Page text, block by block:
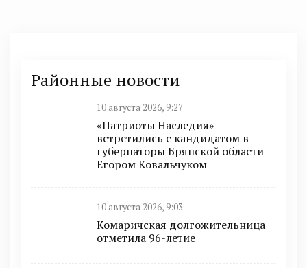
Районные новости
10 августа 2026, 9:27
«Патриоты Наследия»
встретились с кандидатом в
губернаторы Брянской области
Егором Ковальчуком
10 августа 2026, 9:03
Комаричская долгожительница
отметила 96-летие